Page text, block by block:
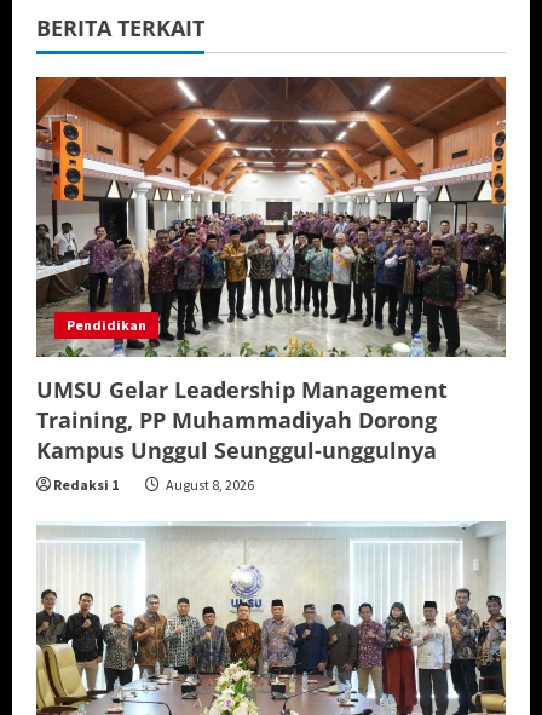
BERITA TERKAIT
Pendidikan
UMSU Gelar Leadership Management
Training, PP Muhammadiyah Dorong
Kampus Unggul Seunggul-unggulnya
Redaksi 1 August 8, 2026